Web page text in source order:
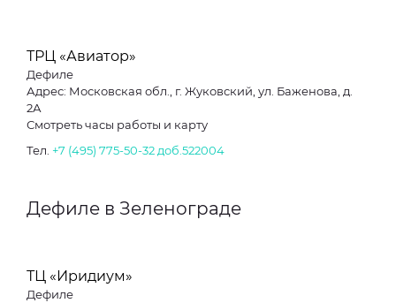
ТРЦ «Авиатор»
Дефиле
Адрес: Московская обл., г. Жуковский, ул. Баженова, д.
2А
Смотреть часы работы и карту
Тел. +7 (495) 775-50-32 доб.522004
Дефиле в Зеленограде
ТЦ «Иридиум»
Дефиле